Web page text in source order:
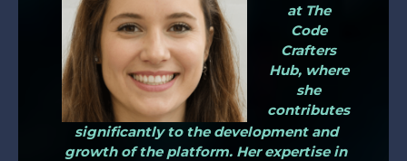
at The
Code
Crafters
Hub, where
she
contributes
significantly to the development and
growth of the platform. Her expertise in